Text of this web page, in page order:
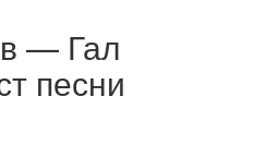
— Гал
песни